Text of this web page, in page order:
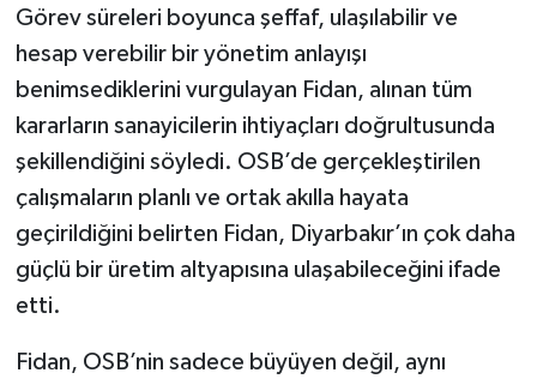
Görev süreleri boyunca şeffaf, ulaşılabilir ve
hesap verebilir bir yönetim anlayışı
benimsediklerini vurgulayan Fidan, alınan tüm
kararların sanayicilerin ihtiyaçları doğrultusunda
şekillendiğini söyledi. OSB’de gerçekleştirilen
çalışmaların planlı ve ortak akılla hayata
geçirildiğini belirten Fidan, Diyarbakır’ın çok daha
güçlü bir üretim altyapısına ulaşabileceğini ifade
etti.
Fidan, OSB’nin sadece büyüyen değil, aynı
KURDÎ
Sağlık
Sağlık & Yaşam
Spor